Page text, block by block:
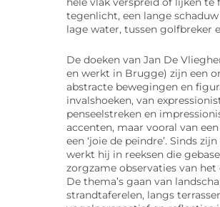
tegenlicht, een lange
lage water, tussen golfbreker
De doeken van Jan De
en werkt in Brugge) zijn een
abstracte bewegingen en
invalshoeken, van
penseelstreken en
accenten, maar vooral van een
een ‘joie de peindre’. Sinds
werkt hij in reeksen die
zorgzame observaties van het
De thema’s gaan van
strandtaferelen, langs